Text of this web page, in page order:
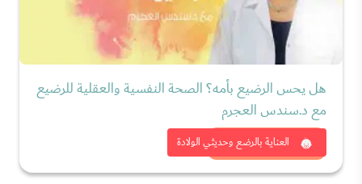
العناية بالرضع وحديثي الولادة
هل يحس الرضيع بأمه؟ الصحة النفسية والعقلية للرضيع
مع د.سندس العجرم
شاهد الان